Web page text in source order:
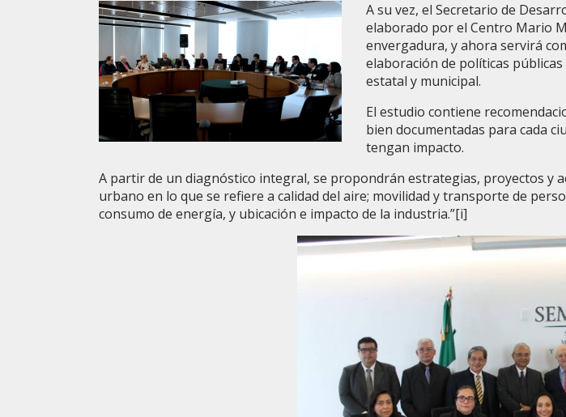
A su vez, el Secretario de
elaborado por el Centro Mario
envergadura, y ahora servirá
elaboración de políticas
estatal y municipal.
El estudio contiene
bien documentadas para cada
tengan impacto.
A partir de un diagnóstico integral, se propondrán estrategias, proyectos y
urbano en lo que se refiere a calidad del aire; movilidad y transporte de
consumo de energía, y ubicación e impacto de la industria.”[i]